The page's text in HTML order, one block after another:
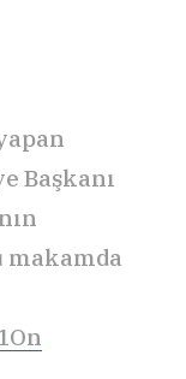
Başkanı
makamda